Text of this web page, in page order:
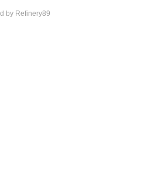
by Refinery89